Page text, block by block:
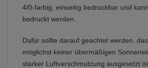
4/0-farbig, einseitig bedruckbar und
bedruckt werden.
Dafür sollte darauf geachtet werden,
möglichst keiner übermäßigen
starker Luftverschmutzung ausgesetzt